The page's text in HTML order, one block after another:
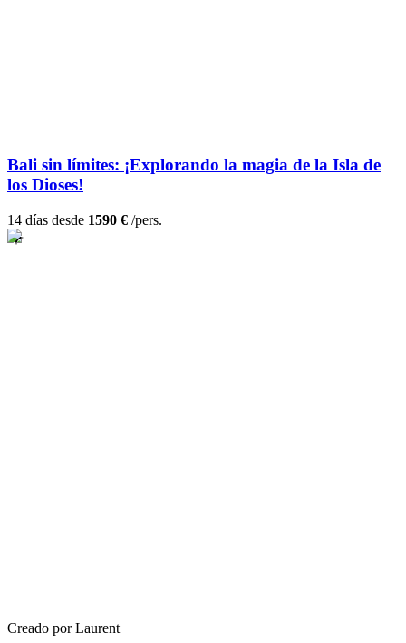
Bali sin límites: ¡Explorando la magia de la Isla de
los Dioses!
14 días desde 1590 € /pers.
Creado por Laurent